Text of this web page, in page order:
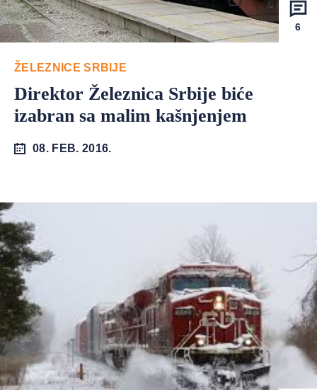
6
ŽELEZNICE SRBIJE
Direktor Železnica Srbije biće
izabran sa malim kašnjenjem
08. FEB. 2016.